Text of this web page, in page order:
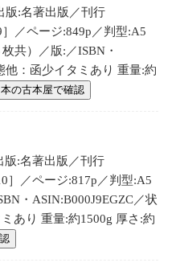
版:名著出版／刊行
／ページ:849p／判型:A5
共）／版:／ISBN・
他：函少イタミあり 重量:約
本の古本屋で確認
版:名著出版／刊行
］／ページ:817p／判型:A5
・ASIN:B000J9EGZC／状
あり 重量:約1500g 厚さ:約